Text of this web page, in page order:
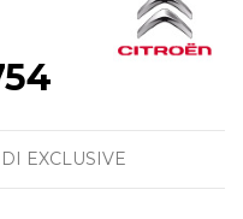
EXCLUSIVE